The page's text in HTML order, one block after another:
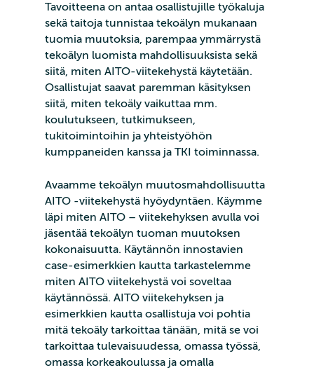
Tavoitteena on antaa osallistujille työkaluja
sekä taitoja tunnistaa tekoälyn mukanaan
tuomia muutoksia, parempaa ymmärrystä
tekoälyn luomista mahdollisuuksista sekä
siitä, miten AITO-viitekehystä käytetään.
Osallistujat saavat paremman käsityksen
siitä, miten tekoäly vaikuttaa mm.
koulutukseen, tutkimukseen,
tukitoimintoihin ja yhteistyöhön
kumppaneiden kanssa ja TKI toiminnassa.
Avaamme tekoälyn muutosmahdollisuutta
AITO -viitekehystä hyöydyntäen. Käymme
läpi miten AITO – viitekehyksen avulla voi
jäsentää tekoälyn tuoman muutoksen
kokonaisuutta. Käytännön innostavien
case-esimerkkien kautta tarkastelemme
miten AITO viitekehystä voi soveltaa
käytännössä. AITO viitekehyksen ja
esimerkkien kautta osallistuja voi pohtia
mitä tekoäly tarkoittaa tänään, mitä se voi
tarkoittaa tulevaisuudessa, omassa työssä,
omassa korkeakoulussa ja omalla